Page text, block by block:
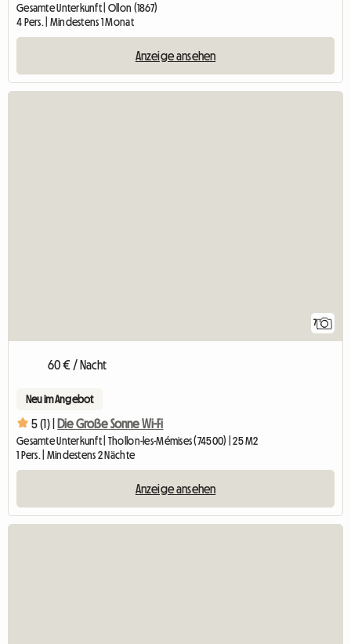
Gesamte Unterkunft | Ollon (1867)
4 Pers. | Mindestens 1 Monat
Anzeige ansehen
7
60 € / Nacht
Neu im Angebot
5 (1) | Die Große Sonne Wi-Fi
Gesamte Unterkunft | Thollon-les-Mémises (74500) | 25 M2
1 Pers. | Mindestens 2 Nächte
Anzeige ansehen